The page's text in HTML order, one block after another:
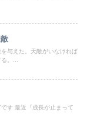
与えた。天敵がいなければ
。...
す 最近『成長が止まって